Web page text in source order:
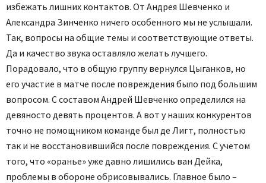
избежать лишних контактов. От Андрея Шевченко и
Александра Зинченко ничего особенного мы не услышали.
Так, вопросы на общие темы и соответствующие ответы.
Да и качество звука оставляло желать лучшего.
Порадовало, что в общую группу вернулся Цыганков, но
его участие в матче после повреждения было под большим
вопросом. С составом Андрей Шевченко определился на
девяносто девять процентов. А вот у наших конкурентов
точно не помощником команде был де Лигт, полностью
так и не восстановившийся после повреждения. С учетом
того, что «оранье» уже давно лишились ван Дейка,
проблемы в обороне обрисовывались. Главное было –